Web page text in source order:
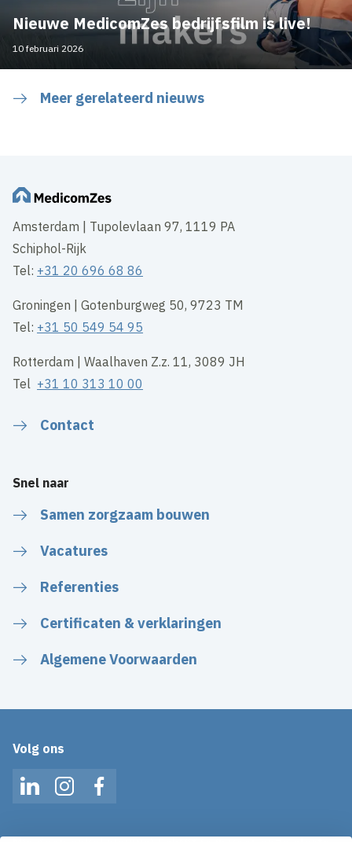
Nieuwe MedicomZes bedrijfsfilm is live!
10 februari 2026
Meer gerelateerd nieuws
Amsterdam | Tupolevlaan 97, 1119 PA
Schiphol-Rijk
Tel: +31 20 696 68 86
Groningen | Gotenburgweg 50, 9723 TM
Tel: +31 50 549 54 95
Rotterdam | Waalhaven Z.z. 11, 3089 JH
Tel +31 10 313 10 00
Contact
Snel naar
Samen zorgzaam bouwen
Vacatures
Referenties
Certificaten & verklaringen
Algemene Voorwaarden
Volg ons
LinkedInInstagramFacebook